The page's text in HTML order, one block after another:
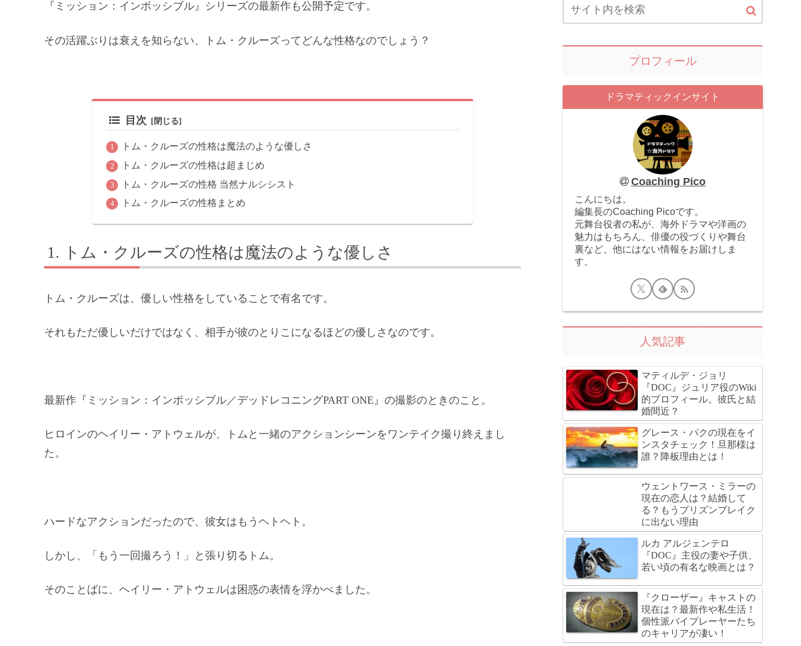
『ミッション：インポッシブル』シリーズの最新作も公開予定です。
その活躍ぶりは衰えを知らない、トム・クルーズってどんな性格なのでしょう？
目次
トム・クルーズの性格は魔法のような優しさ
トム・クルーズの性格は超まじめ
トム・クルーズの性格 当然ナルシシスト
トム・クルーズの性格まとめ
トム・クルーズの性格は魔法のような優しさ
トム・クルーズは、優しい性格をしていることで有名です。
それもただ優しいだけではなく、相手が彼のとりこになるほどの優しさなのです。
最新作『ミッション：インポッシブル／デッドレコニングPART ONE』の撮影のときのこと。
ヒロインのヘイリー・アトウェルが、トムと一緒のアクションシーンをワンテイク撮り終えまし
た。
ハードなアクションだったので、彼女はもうヘトヘト。
しかし、「もう一回撮ろう！」と張り切るトム。
そのことばに、ヘイリー・アトウェルは困惑の表情を浮かべました。
プロフィール
ドラマティックインサイト
Coaching Pico
こんにちは。
編集長のCoaching Picoです。
元舞台役者の私が、海外ドラマや洋画の
魅力はもちろん、俳優の役づくりや舞台
裏など、他にはない情報をお届けしま
す。
人気記事
マティルデ・ジョリ
『DOC』ジュリア役のWiki
的プロフィール。彼氏と結
婚間近？
グレース・パクの現在をイ
ンスタチェック！旦那様は
誰？降板理由とは！
ウェントワース・ミラーの
現在の恋人は？結婚して
る？もうプリズンブレイク
に出ない理由
ルカ アルジェンテロ
『DOC』主役の妻や子供、
若い頃の有名な映画とは？
『クローザー』キャストの
現在は？最新作や私生活！
個性派バイプレーヤーたち
のキャリアが凄い！